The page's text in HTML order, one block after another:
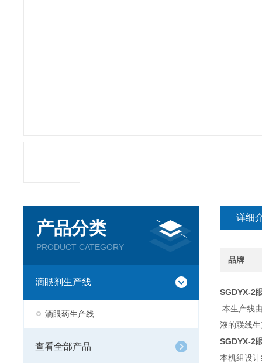
详细
品牌
SGDYX-2
本生产线
液的联线
SGDYX-2
本机组设
产品分类
PRODUCT CATEGORY
滴眼剂生产线
滴眼药生产线
查看全部产品